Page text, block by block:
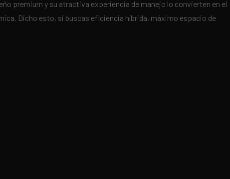
premium y su atractiva experiencia de manejo lo convierten en el
Dicho esto, si buscas eficiencia híbrida, máximo espacio de